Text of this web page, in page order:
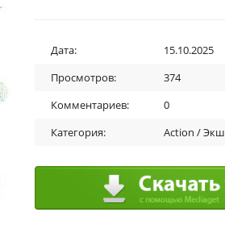
Дата:
15.10.2025
Просмотров:
374
Комментариев:
0
Категория:
Action /